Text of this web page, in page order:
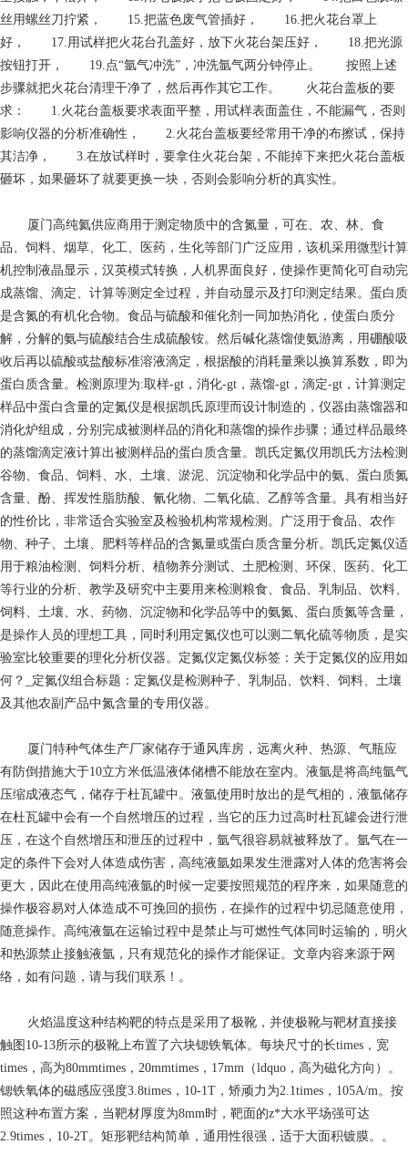
丝用螺丝刀拧紧， 15.把蓝色废气管插好， 16.把火花台罩上
好， 17.用试样把火花台孔盖好，放下火花台架压好， 18.把光源
按钮打开， 19.点“氩气冲洗”，冲洗氩气两分钟停止。 按照上述
步骤就把火花台清理干净了，然后再作其它工作。 火花台盖板的要
求： 1.火花台盖板要求表面平整，用试样表面盖住，不能漏气，否则
影响仪器的分析准确性， 2.火花台盖板要经常用干净的布擦试，保持
其洁净， 3.在放试样时，要拿住火花台架，不能掉下来把火花台盖板
砸坏，如果砸坏了就要更换一块，否则会影响分析的真实性。
厦门高纯氦供应商用于测定物质中的含氮量，可在、农、林、食
品、饲料、烟草、化工、医药，生化等部门广泛应用，该机采用微型计算
机控制液晶显示，汉英模式转换，人机界面良好，使操作更简化可自动完
成蒸馏、滴定、计算等测定全过程，并自动显示及打印测定结果。蛋白质
是含氮的有机化合物。食品与硫酸和催化剂一同加热消化，使蛋白质分
解，分解的氨与硫酸结合生成硫酸铵。然后碱化蒸馏使氨游离，用硼酸吸
收后再以硫酸或盐酸标准溶液滴定，根据酸的消耗量乘以换算系数，即为
蛋白质含量。检测原理为:取样-gt，消化-gt，蒸馏-gt，滴定-gt，计算测定
样品中蛋白含量的定氮仪是根据凯氏原理而设计制造的，仪器由蒸馏器和
消化炉组成，分别完成被测样品的消化和蒸馏的操作步骤；通过样品最终
的蒸馏滴定液计算出被测样品的蛋白质含量。凯氏定氮仪用凯氏方法检测
谷物、食品、饲料、水、土壤、淤泥、沉淀物和化学品中的氨、蛋白质氮
含量、酚、挥发性脂肪酸、氰化物、二氧化硫、乙醇等含量。具有相当好
的性价比，非常适合实验室及检验机构常规检测。广泛用于食品、农作
物、种子、土壤、肥料等样品的含氮量或蛋白质含量分析。凯氏定氮仪适
用于粮油检测、饲料分析、植物养分测试、土肥检测、环保、医药、化工
等行业的分析、教学及研究中主要用来检测粮食、食品、乳制品、饮料、
饲料、土壤、水、药物、沉淀物和化学品等中的氨氮、蛋白质氮等含量，
是操作人员的理想工具，同时利用定氮仪也可以测二氧化硫等物质，是实
验室比较重要的理化分析仪器。定氮仪定氮仪标签：关于定氮仪的应用如
何？_定氮仪组合标题：定氮仪是检测种子、乳制品、饮料、饲料、土壤
及其他农副产品中氮含量的专用仪器。
厦门特种气体生产厂家储存于通风库房，远离火种、热源、气瓶应
有防倒措施大于10立方米低温液体储槽不能放在室内。液氩是将高纯氩气
压缩成液态气，储存于杜瓦罐中。液氩使用时放出的是气相的，液氩储存
在杜瓦罐中会有一个自然增压的过程，当它的压力过高时杜瓦罐会进行泄
压，在这个自然增压和泄压的过程中，氩气很容易就被释放了。氩气在一
定的条件下会对人体造成伤害，高纯液氩如果发生泄露对人体的危害将会
更大，因此在使用高纯液氩的时候一定要按照规范的程序来，如果随意的
操作极容易对人体造成不可挽回的损伤，在操作的过程中切忌随意使用，
随意操作。高纯液氩在运输过程中是禁止与可燃性气体同时运输的，明火
和热源禁止接触液氩，只有规范化的操作才能保证。文章内容来源于网
络，如有问题，请与我们联系！。
火焰温度这种结构靶的特点是采用了极靴，并使极靴与靶材直接接
触图10-13所示的极靴上布置了六块锶铁氧体。每块尺寸的长times，宽
times，高为80mmtimes，20mmtimes，17mm（ldquo，高为磁化方向）。
锶铁氧体的磁感应强度3.8times，10-1T，矫顽力为2.1times，105A/m。按
照这种布置方案，当靶材厚度为8mm时，靶面的z*大水平场强可达
2.9times，10-2T。矩形靶结构简单，通用性很强，适于大面积镀膜。。